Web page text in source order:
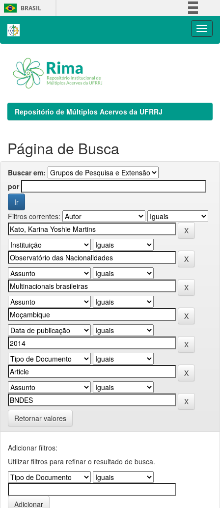
Skip
navigation
BRASIL
Repositório de Múltiplos Acervos da UFRRJ
Página de Busca
Buscar em:
por
Filtros correntes:
Retornar valores
Adicionar filtros:
Utilizar filtros para refinar o resultado de busca.